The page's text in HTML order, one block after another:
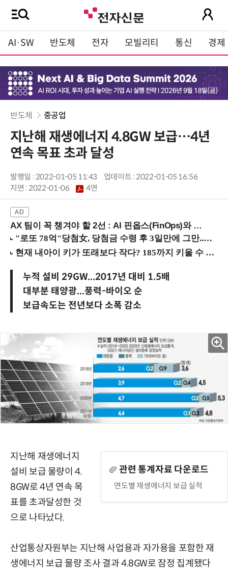
AI·SW 반도체 전자 모빌리티 통신 경제
반도체 중공업
지난해 재생에너지 4.8GW 보급…4년
연속 목표 초과 달성
발행일 : 2022-01-05 11:43
업데이트 : 2022-01-05 16:56
지면 :2022-01-06 4면
AX 팀이 꼭 챙겨야 할 2선 : AI 핀옵스(FinOps)와 토큰 거버넌스 (8/21 잠실역)
누적 설비 29GW...2017년 대비 1.5배
대부분 태양광...풍력-바이오 순
보급속도는 전년보다 소폭 감소
관련 통계자료 다운로드
연도별 재생에너지 보급 실적
지난해 재생에너지
설비 보급 물량이 4.
8GW로 4년 연속 목
표를 초과달성한 것
으로 나타났다.
산업통상자원부는 지난해 사업용과 자가용을 포함한 재
생에너지 보급 물량 조사 결과 4.8GW로 잠정 집계됐다